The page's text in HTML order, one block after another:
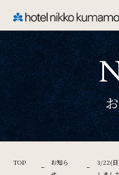
TOP
Welcome
ホテル日航熊本のご
TOP
お知ら
3/22(